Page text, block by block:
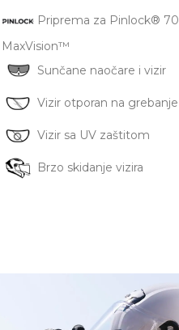
Priprema za Pinlock® 70
MaxVision™
Sunčane naočare i vizir
Vizir otporan na grebanje
Vizir sa UV zaštitom
Brzo skidanje vizira